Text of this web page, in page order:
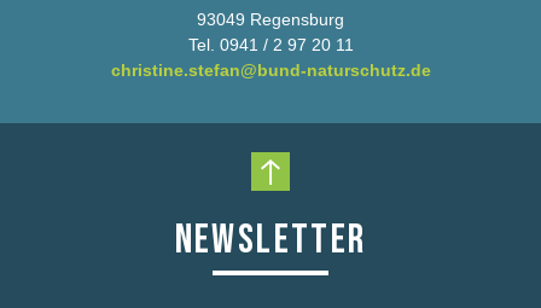
93049 Regensburg
Tel. 0941 / 2 97 20 11
christine.stefan@bund-naturschutz.de
Nach oben scrollen
NEWSLETTER